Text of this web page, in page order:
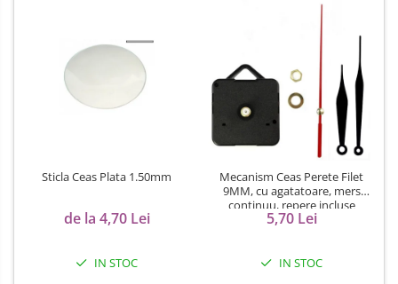
Sticla Ceas Plata 1.50mm
de la 4,70 Lei
IN STOC
Mecanism Ceas Perete Filet
9MM, cu agatatoare, mers
continuu, repere incluse
5,70 Lei
IN STOC